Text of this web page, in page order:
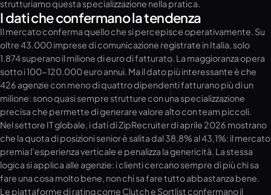
strutturiamo questa specializzazione nella pratica.
I dati che confermano la tendenza
Il mercato conferma quello che si percepisce operativamente. Su
oltre 43.000 imprese di comunicazione registrate in Italia, solo
1.874 superano il milione di euro di fatturato. La maggioranza opera
sotto i 100-120.000 euro annui. Ma il dato più interessante è che
426 agenzie con meno di quattro dipendenti fatturano più di un
milione: sono quasi sempre strutture con una specializzazione
precisa che permette di generare valore alto con team piccoli.
Nel settore IT globale, i dati di ZipRecruiter di aprile 2026 mostrano
che la quota di posizioni senior è salita dal 38,8% al 43,1%: il mercato
premia l’esperienza verticale e penalizza la genericità. La stessa
logica si applica alle agenzie: i clienti cercano sempre di più chi sa
fare una cosa molto bene, non chi sa fare tutto abbastanza bene.
Le piattaforme di rating come Clutch e Sortlist confermano il